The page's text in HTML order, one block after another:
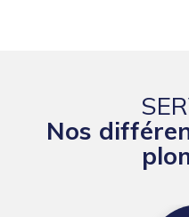
Nos